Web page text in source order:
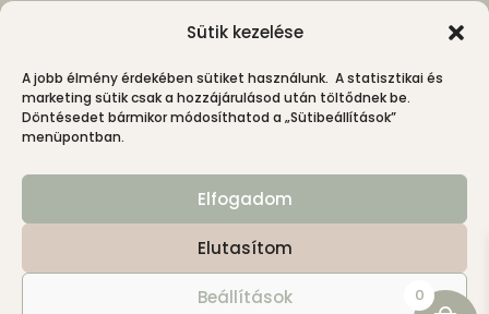
Sütik kezelése
A jobb élmény érdekében sütiket használunk. A statisztikai és
marketing sütik csak a hozzájárulásod után töltődnek be.
Döntésedet bármikor módosíthatod a „Sütibeállítások”
menüpontban.
Elfogadom
Elutasítom
Beállítások
4030 Debrecen, Híd kköz 1.
+36 30 699 5151
kapcsolat@nimin.hu
Instagram: @nimin.hu
0